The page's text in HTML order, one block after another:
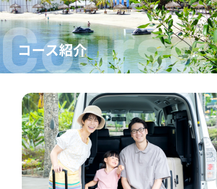
コース紹介
Course